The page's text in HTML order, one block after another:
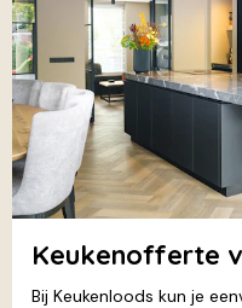
Keukenofferte
Bij Keukenloods kun je